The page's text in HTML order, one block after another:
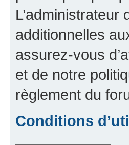
additionnelles
assurez-vous
et de notre
règlement du
Conditions